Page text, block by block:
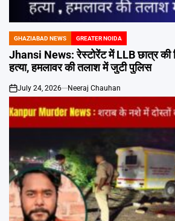
POSTED
IN
GHAZIABAD NEWS GREATER NOIDA
Jhansi News: रेस्टोरेंट में LLB छात्र की
हत्या, हमलावर की तलाश में जुटी पुलिस
on
July 24, 2026 Neeraj Chauhan